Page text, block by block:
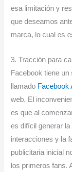
esa limitación y
que deseamos
marca, lo cual es
3. Tracción para
Facebook tiene un
llamado Facebook
web. El
es que al
es difícil generar
interacciones y la
publicitaria inicial
los primeros fans.